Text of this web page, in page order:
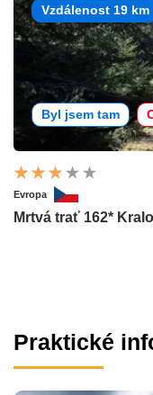
Vzdálenost 19 km
Byl jsem tam
Evropa
Mrtvá trať 162*
Praktické